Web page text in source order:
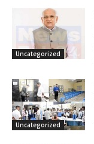
Uncategorized
Uncategorized